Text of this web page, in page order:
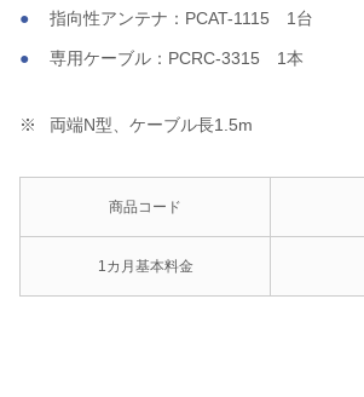
指向性アンテナ：PCAT-1115 1台
専用ケーブル：PCRC-3315 1本
両端N型、ケーブル長1.5m
商品コード
1カ月基本料金